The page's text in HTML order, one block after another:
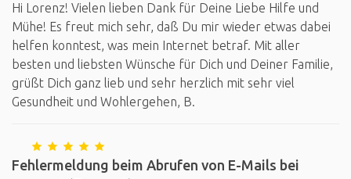
Hi Lorenz! Vielen lieben Dank für Deine Liebe Hilfe und
Mühe! Es freut mich sehr, daß Du mir wieder etwas dabei
helfen konntest, was mein Internet betraf. Mit aller
besten und liebsten Wünsche für Dich und Deiner Familie,
grüßt Dich ganz lieb und sehr herzlich mit sehr viel
Gesundheit und Wohlergehen, B.
Fehlermeldung beim Abrufen von E-Mails bei